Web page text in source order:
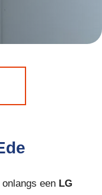
een LG